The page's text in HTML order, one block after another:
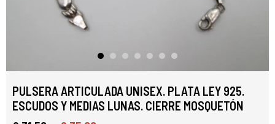
PULSERA ARTICULADA UNISEX. PLATA LEY 925.
ESCUDOS Y MEDIAS LUNAS. CIERRE MOSQUETÓN